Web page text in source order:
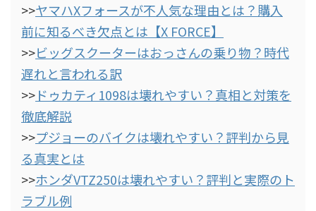
>>ヤマハXフォースが不人気な理由とは？購入
前に知るべき欠点とは【X FORCE】
>>ビッグスクーターはおっさんの乗り物？時代
遅れと言われる訳
>>ドゥカティ1098は壊れやすい？真相と対策を
徹底解説
>>プジョーのバイクは壊れやすい？評判から見
る真実とは
>>ホンダVTZ250は壊れやすい？評判と実際のト
ラブル例